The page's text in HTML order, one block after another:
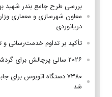
بررسی طرح جامع بندر شهید
معاون شهرسازی و معماری
دریانوردی
تأکید بر تداوم خدمت‌رسانی
۲۰۲۶ سالی پرچالش برای گردشگری آسیا
۷۳۸۰ دستگاه اتوبوس برای
شد